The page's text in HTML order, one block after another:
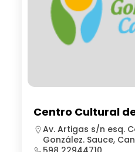
Centro Cultural
Av. Artigas s/n esq.
González. Sauce,